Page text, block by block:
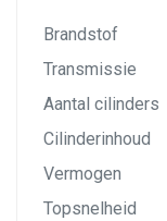
Brandstof
Transmissie
Aantal cilinders
Cilinderinhoud
Vermogen
Topsnelheid